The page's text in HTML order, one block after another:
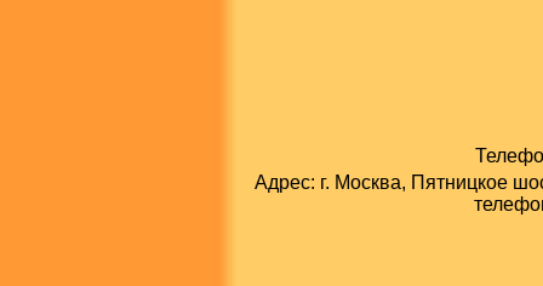
Адрес: г. Москва, Пятницкое